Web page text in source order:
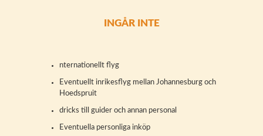
INGÅR INTE
nternationellt flyg
Eventuellt inrikesflyg mellan Johannesburg och
Hoedspruit
dricks till guider och annan personal
Eventuella personliga inköp